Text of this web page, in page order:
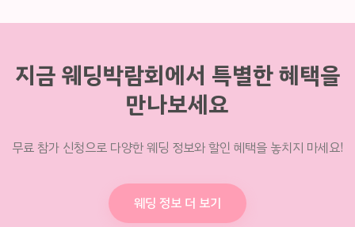
지금 웨딩박람회에서 특별한 혜택을
만나보세요
무료 참가 신청으로 다양한 웨딩 정보와 할인 혜택을 놓치지 마세요!
웨딩 정보 더 보기